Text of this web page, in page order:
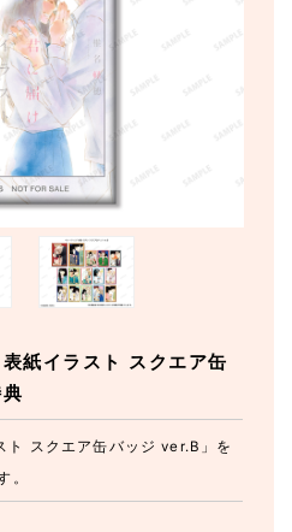
紙イラスト スクエア缶
ト スクエア缶バッジ ver.B」を
。